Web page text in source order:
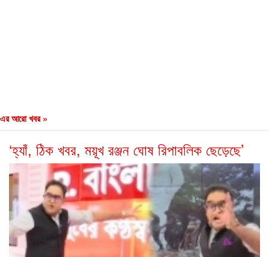
এর আরো খবর »
‘হ্যাঁ, ঠিক খবর, ময়ূখ রঞ্জন ঘোষ রিপাবলিক ছেড়েছে’